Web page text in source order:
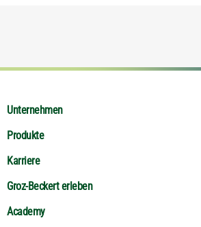
Unternehmen
Produkte
Karriere
Groz-Beckert erleben
Academy